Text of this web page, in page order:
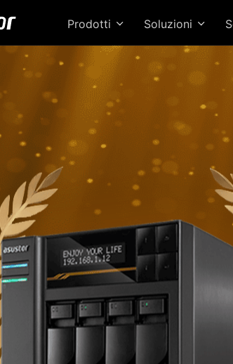
Prodotti Soluzioni
Il